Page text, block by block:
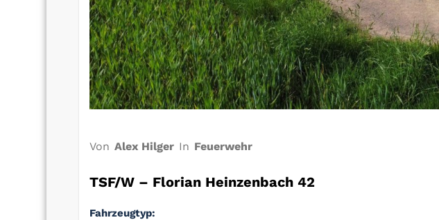
Von Alex Hilger In Feuerwehr
TSF/W – Florian Heinzenbach 42
Fahrzeugtyp: